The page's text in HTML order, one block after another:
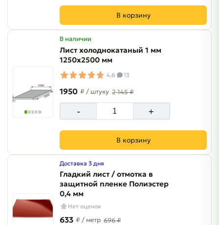
В корзину
В наличии
Лист холоднокатаный 1 мм
1250х2500 мм
4.6 13
1950 ₽ / штуку 2 145 ₽
- +
В корзину
Доставка 3 дня
Гладкий лист / отмотка в
защитной пленке Полиэстер
0,4 мм
Нет оценок
633 ₽ / метр 696 ₽